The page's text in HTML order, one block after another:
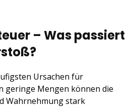
– Was passiert
Ursachen für
geringe Mengen können die
Wahrnehmung stark